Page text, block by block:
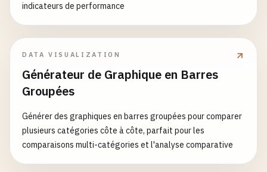
indicateurs de performance
DATA VISUALIZATION
Générateur de Graphique en Barres
Groupées
Générer des graphiques en barres groupées pour comparer
plusieurs catégories côte à côte, parfait pour les
comparaisons multi-catégories et l'analyse comparative